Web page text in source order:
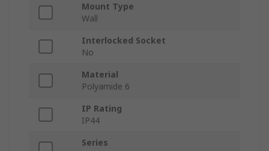
Mount Type
Wall
Interlocked Socket
No
Material
Polyamide 6
IP Rating
IP44
Series